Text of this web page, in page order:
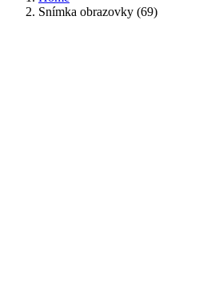
Snímka obrazovky (69)